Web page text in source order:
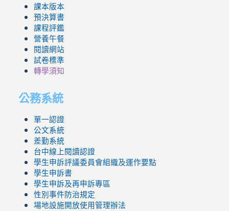
課本版本
預決算書
課程評鑑
營養午餐
閱讀網站
試卷標準
轉學須知
公務系統
單一認證
公文系統
差勤系統
台中線上閱讀認證
學生申訴評議委員會組織及運作要點
學生申訴書
學生申訴及再申訴專區
性別事件防治規定
場地設施開放使用管理辦法